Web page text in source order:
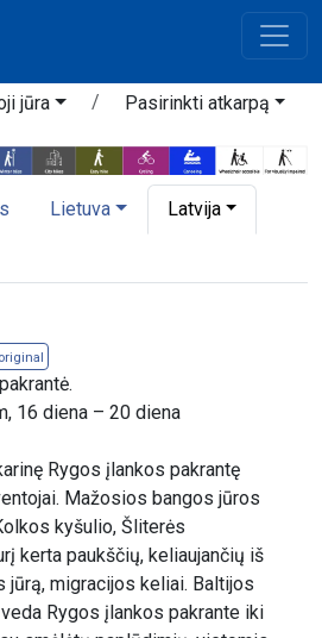
jūra Pasirinkti atkarpą
Lietuva Latvija
16 diena – 20 diena
Rygos įlankos pakrantę
Mažosios bangos jūros
kyšulio, Šliterės
kerta paukščių, keliaujančių iš
jūrą, migracijos keliai. Baltijos
Rygos įlankos pakrante iki